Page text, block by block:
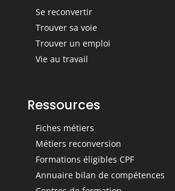
Se reconvertir
Trouver sa voie
Trouver un emploi
Vie au travail
Ressources
Fiches métiers
Métiers reconversion
Formations éligibles CPF
Annuaire bilan de compétences